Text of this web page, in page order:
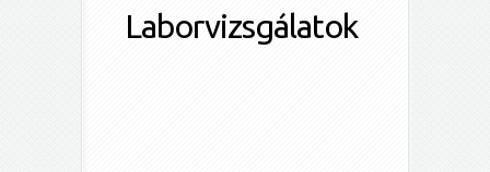
Laborvizsgálatok